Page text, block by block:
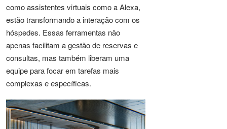
como assistentes virtuais como a Alexa,
estão transformando a interação com os
hóspedes. Essas ferramentas não
apenas facilitam a gestão de reservas e
consultas, mas também liberam uma
equipe para focar em tarefas mais
complexas e específicas.